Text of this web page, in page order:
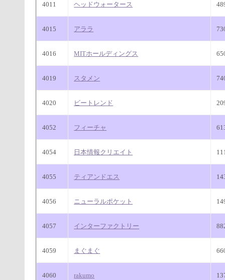
4011 ヘッドウォータース
4015 アララ
4016 MITホールディングス
4019 スタメン
4020 ビートレンド
4052 フィーチャ
4054 日本情報クリエイト
4055 ティアンドエス
4056 ニューラルポケット
4057 インターファクトリー
4059 まぐまぐ
4060 rakumo